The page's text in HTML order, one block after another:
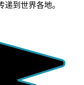
递到世界各地。